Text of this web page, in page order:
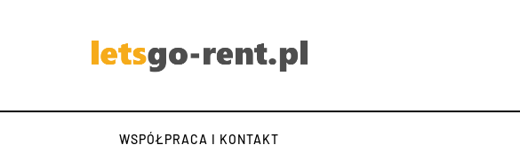
WSPÓŁPRACA I KONTAKT